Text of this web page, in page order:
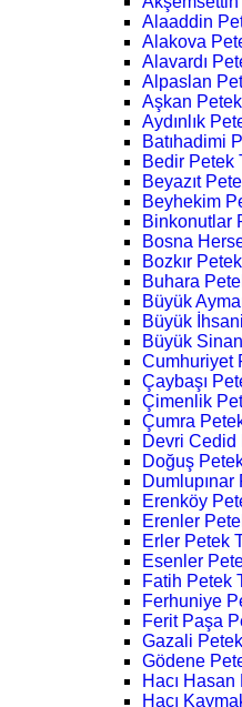
Alaaddin
Alakova
Alavardı
Alpaslan
Aşkan
Aydınlık
Batıhadimi
Bedir Petek
Beyazıt
Beyhekim
Binkonutlar
Bosna
Bozkır
Buhara
Büyük
Büyük
Büyük
Cumhuriyet
Çaybaşı
Çimenlik
Çumra
Devri Cedid
Doğuş
Erenköy
Erenler
Erler Petek
Esenler
Fatih Petek
Ferhuniye
Ferit Paşa
Gazali
Gödene
Hacı
Hacı